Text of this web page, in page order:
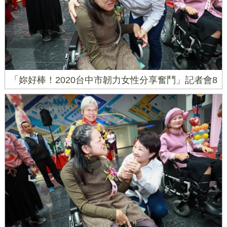
「妳好棒！2020台中市韌力女性分享奮鬥」記者會8